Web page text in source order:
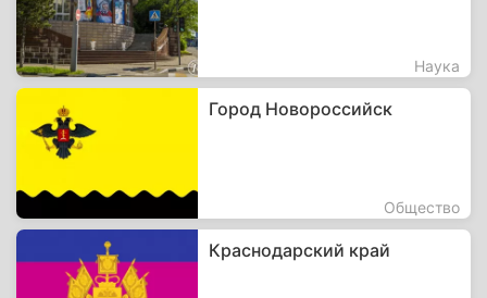
Наука
Город Новороссийск
Общество
Краснодарский край